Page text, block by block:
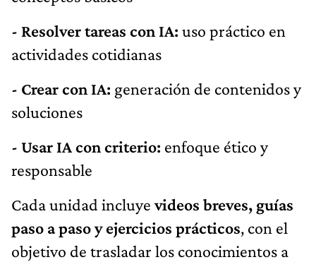
- Resolver tareas con IA: uso práctico en
actividades cotidianas
- Crear con IA: generación de contenidos y
soluciones
- Usar IA con criterio: enfoque ético y
responsable
Cada unidad incluyevideos breves, guías
paso a paso y ejercicios prácticos, con el
objetivo de trasladar los conocimientos a